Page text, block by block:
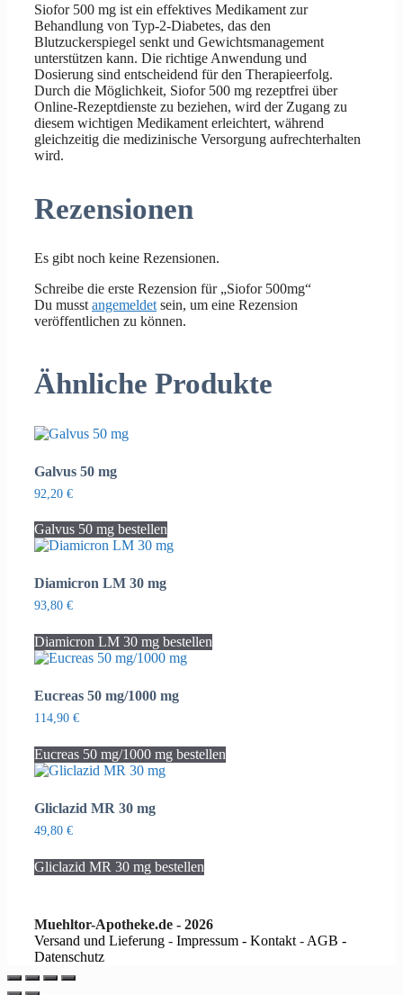
Siofor 500 mg ist ein effektives Medikament zur
Behandlung von Typ-2-Diabetes, das den
Blutzuckerspiegel senkt und Gewichtsmanagement
unterstützen kann. Die richtige Anwendung und
Dosierung sind entscheidend für den Therapieerfolg.
Durch die Möglichkeit, Siofor 500 mg rezeptfrei über
Online-Rezeptdienste zu beziehen, wird der Zugang zu
diesem wichtigen Medikament erleichtert, während
gleichzeitig die medizinische Versorgung aufrechterhalten
wird.
Rezensionen
Es gibt noch keine Rezensionen.
Schreibe die erste Rezension für „Siofor 500mg“
Du musst angemeldet sein, um eine Rezension
veröffentlichen zu können.
Ähnliche Produkte
Galvus 50 mg
92,20 €
Galvus 50 mg bestellen
Diamicron LM 30 mg
93,80 €
Diamicron LM 30 mg bestellen
Eucreas 50 mg/1000 mg
114,90 €
Eucreas 50 mg/1000 mg bestellen
Gliclazid MR 30 mg
49,80 €
Gliclazid MR 30 mg bestellen
Muehltor-Apotheke.de - 2026
Versand und Lieferung - Impressum - Kontakt - AGB -
Datenschutz